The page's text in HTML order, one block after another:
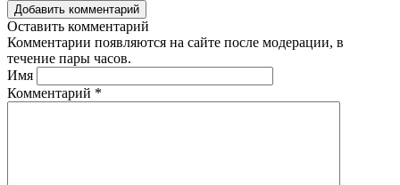
Добавить комментарий
Оставить комментарий
Комментарии появляются на сайте после модерации, в
течение пары часов.
Имя
Комментарий *